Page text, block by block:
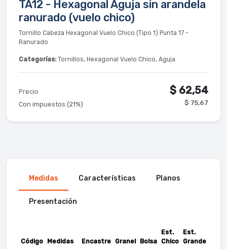
TA12 - Hexagonal Aguja sin arandela
ranurado (vuelo chico)
Tornillo Cabeza Hexagonal Vuelo Chico (Tipo 1) Punta 17 -
Ranurado
Categorías:Tornillos, Hexagonal Vuelo Chico, Aguja
Precio $ 62,54
Con impuestos (21%) $ 75,67
Medidas Características Planos
Presentación
Código Medidas Encastre Granel Bolsa
Est.
Chico
Est.
Grande